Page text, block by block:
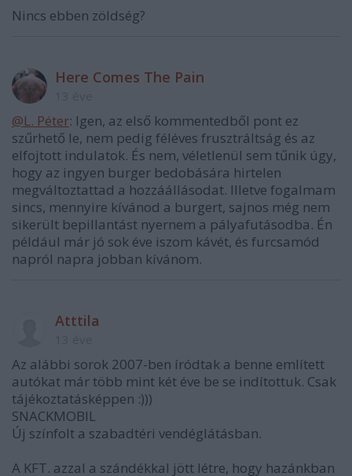
Nincs ebben zöldség?
Here Comes The Pain
@L. Péter: Igen, az első kommentedből pont ez
szűrhető le, nem pedig féléves frusztráltság és az
elfojtott indulatok. És nem, véletlenül sem tűnik úgy,
hogy az ingyen burger bedobására hirtelen
megváltoztattad a hozzáállásodat. Illetve fogalmam
sincs, mennyire kívánod a burgert, sajnos még nem
sikerült bepillantást nyernem a pályafutásodba. Én
például már jó sok éve iszom kávét, és furcsamód
napról napra jobban kívánom.
Atttila
Az alábbi sorok 2007-ben íródtak a benne említett
autókat már több mint két éve be se indítottuk. Csak
tájékoztatásképpen :)))
SNACKMOBIL
Új színfolt a szabadtéri vendéglátásban.
A KFT. azzal a szándékkal jött létre, hogy hazánkban